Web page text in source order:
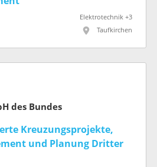
Elektrotechnik +3
Taufkirchen
des Bundes
Kreuzungsprojekte,
und Planung Dritter